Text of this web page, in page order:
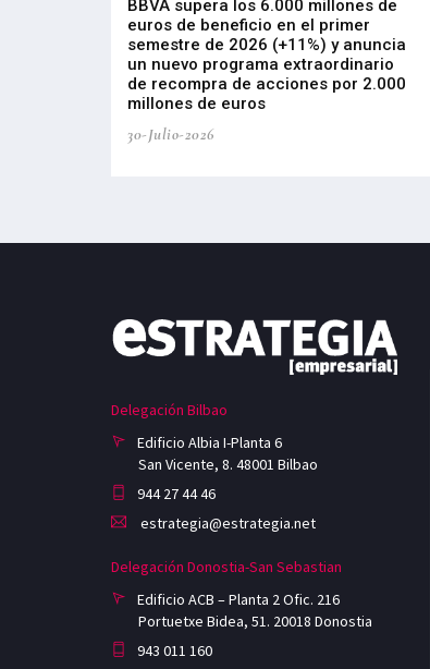
BBVA supera los 6.000 millones de
euros de beneficio en el primer
semestre de 2026 (+11%) y anuncia
un nuevo programa extraordinario
de recompra de acciones por 2.000
millones de euros
30-Julio-2026
Delegación Bilbao
Edificio Albia I-Planta 6
San Vicente, 8. 48001 Bilbao
944 27 44 46
estrategia@estrategia.net
Delegación Donostia-San Sebastian
Edificio ACB – Planta 2 Ofic. 216
Portuetxe Bidea, 51. 20018 Donostia
943 011 160